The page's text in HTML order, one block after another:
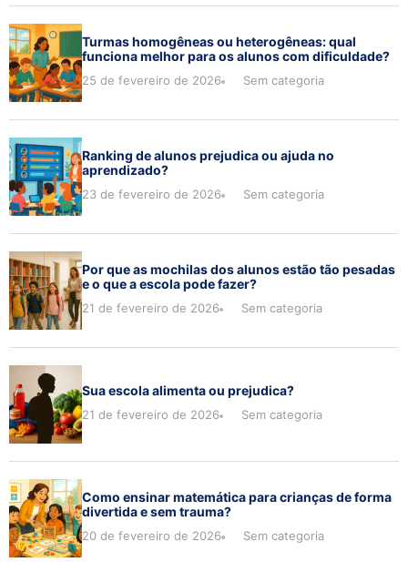
Turmas homogêneas ou heterogêneas: qual
funciona melhor para os alunos com dificuldade?
25 de fevereiro de 2026 Sem categoria
Ranking de alunos prejudica ou ajuda no
aprendizado?
23 de fevereiro de 2026 Sem categoria
Por que as mochilas dos alunos estão tão pesadas
e o que a escola pode fazer?
21 de fevereiro de 2026 Sem categoria
Sua escola alimenta ou prejudica?
21 de fevereiro de 2026 Sem categoria
Como ensinar matemática para crianças de forma
divertida e sem trauma?
20 de fevereiro de 2026 Sem categoria